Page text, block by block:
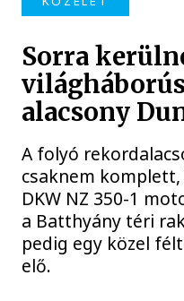
Sorra
alacsony
A folyó
csaknem
DKW NZ 350-1
a Batthyány téri
pedig egy közel
elő.